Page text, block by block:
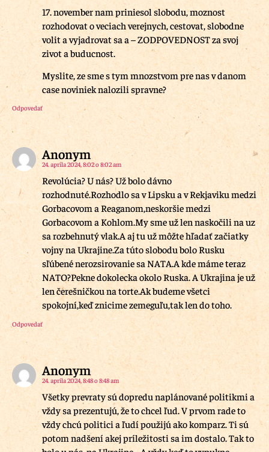
17. november nam priniesol slobodu, moznost
rozhodovat o veciach verejnych, cestovat, slobodne
volit a vyjadrovat sa a – ZODPOVEDNOST za svoj
zivot a buducnost.
Myslite, ze sme s tym mnozstvom pre nas v danom
case noviniek nalozili spravne?
Odpovedať
Anonym
24. apríla 2024, 8:02 o 8:02 am
Revolúcia? U nás? Už bolo dávno
rozhodnuté.Rozhodlo sa v Lipsku a v Rekjaviku medzi
Gorbacovom a Reaganom,neskoršie medzi
Gorbacovom a Kohlom.My sme už len naskočili na uz
sa rozbehnutý vlak.A aj tu už môžte hľadať začiatky
vojny na Ukrajine.Za túto slobodu bolo Rusku
sľúbené nerozsirovanie sa NATA.A kde máme teraz
NATO?Pekne dokolecka okolo Ruska. A Ukrajina je už
len čerešničkou na torte.Ak budeme všetci
spokojní,keď znicime zemeguľu,tak len do toho.
Odpovedať
Anonym
24. apríla 2024, 8:48 o 8:48 am
Všetky prevraty sú dopredu naplánované politikmi a
vždy sa prezentujú, že to chcel ľud. V prvom rade to
vždy chcú politici a ľudí použijú ako komparz. Ti sú
potom nadšení akej príležitosti sa im dostalo. Tak to